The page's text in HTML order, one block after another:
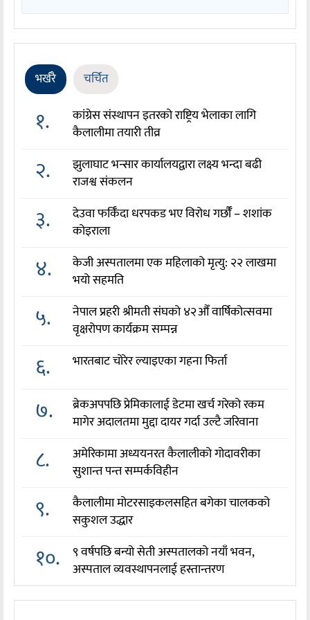
भर्खरै चर्चित
१.
कांग्रेस संस्थापन इतरको राष्ट्रिय भेलाका लागि
कैलालीमा तयारी तीव्र
२.
झुलाघाट भन्सार कार्यालयद्वारा लक्ष्य भन्दा बढी
राजश्व संकलन
३.
देउवा फर्किँदा धरपकड भए विरोध गर्छौँं – शशांक
कोइराला
४.
केजी अस्पतालमा एक महिलाको मृत्यु: २२ लाखमा
भयो सहमति
५.
नेपाल प्रहरी श्रीमती संघको ४२औँ वार्षिकोत्सवमा
वृक्षरोपण कार्यक्रम सम्पन्न
६. भारतबाट चोरेर ल्याइएका गहना फिर्ता
७.
ब्रेकअपपछि प्रेमिकालाई डेटमा खर्च गरेको रकम
मागेर अदालतमा मुद्दा दायर गर्दा उल्टै जरिवाना
८.
अमेरिकामा अध्ययनरत कैलालीको गोदावरीका
सुशान्त पन्त सम्पर्कविहीन
९.
कैलालीमा मोटरसाइकलसहित बगेका चालकको
सकुशल उद्धार
१०.
९ वर्षपछि बन्यो सेती अस्पतालको नयाँ भवन,
अस्पताल व्यवस्थापनलाई हस्तान्तरण